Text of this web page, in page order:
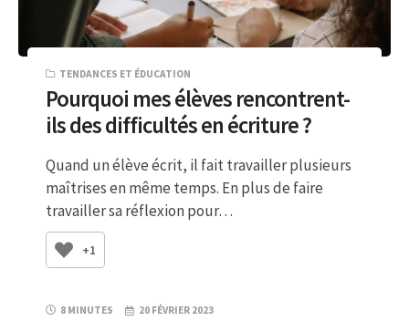
TENDANCES ET ÉDUCATION
Pourquoi mes élèves rencontrent-
ils des difficultés en écriture ?
Quand un élève écrit, il fait travailler plusieurs
maîtrises en même temps. En plus de faire
travailler sa réflexion pour…
+1
8 MINUTES 20 FÉVRIER 2023